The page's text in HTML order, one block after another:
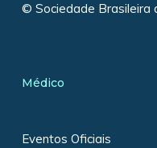
© Sociedade Brasileira
Médico
Eventos Oficiais